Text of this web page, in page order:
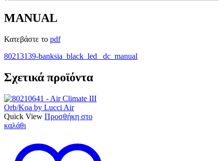
MANUAL
Κατεβάστε το pdf
80213139-banksia_black_led _dc_manual
Σχετικά προϊόντα
Quick View Προσθήκη στο
καλάθι